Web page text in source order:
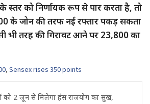
स्तर को निर्णायक रूप से पार करता है, तो
के जोन की तरफ नई रफ्तार पकड़ सकता
भी तरह की गिरावट आने पर 23,800 का
, Sensex rises 350 points
को 2 जून से मिलेगा हंस राजयोग का सुख,